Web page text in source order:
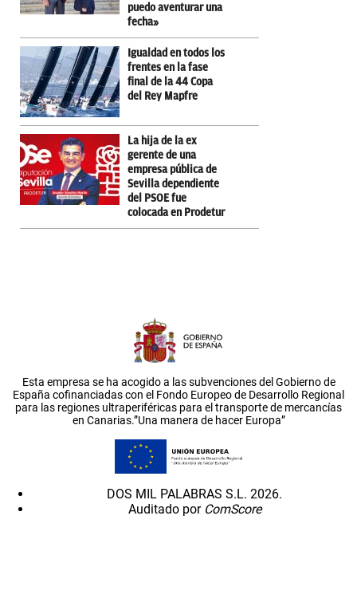
puedo aventurar una
fecha»
Igualdad en todos los
frentes en la fase
final de la 44 Copa
del Rey Mapfre
La hija de la ex
gerente de una
empresa pública de
Sevilla dependiente
del PSOE fue
colocada en Prodetur
Esta empresa se ha acogido a las subvenciones del Gobierno de
España cofinanciadas con el Fondo Europeo de Desarrollo Regional
para las regiones ultraperiféricas para el transporte de mercancías
en Canarias.”Una manera de hacer Europa”
DOS MIL PALABRAS S.L. 2026.
Auditado por ComScore